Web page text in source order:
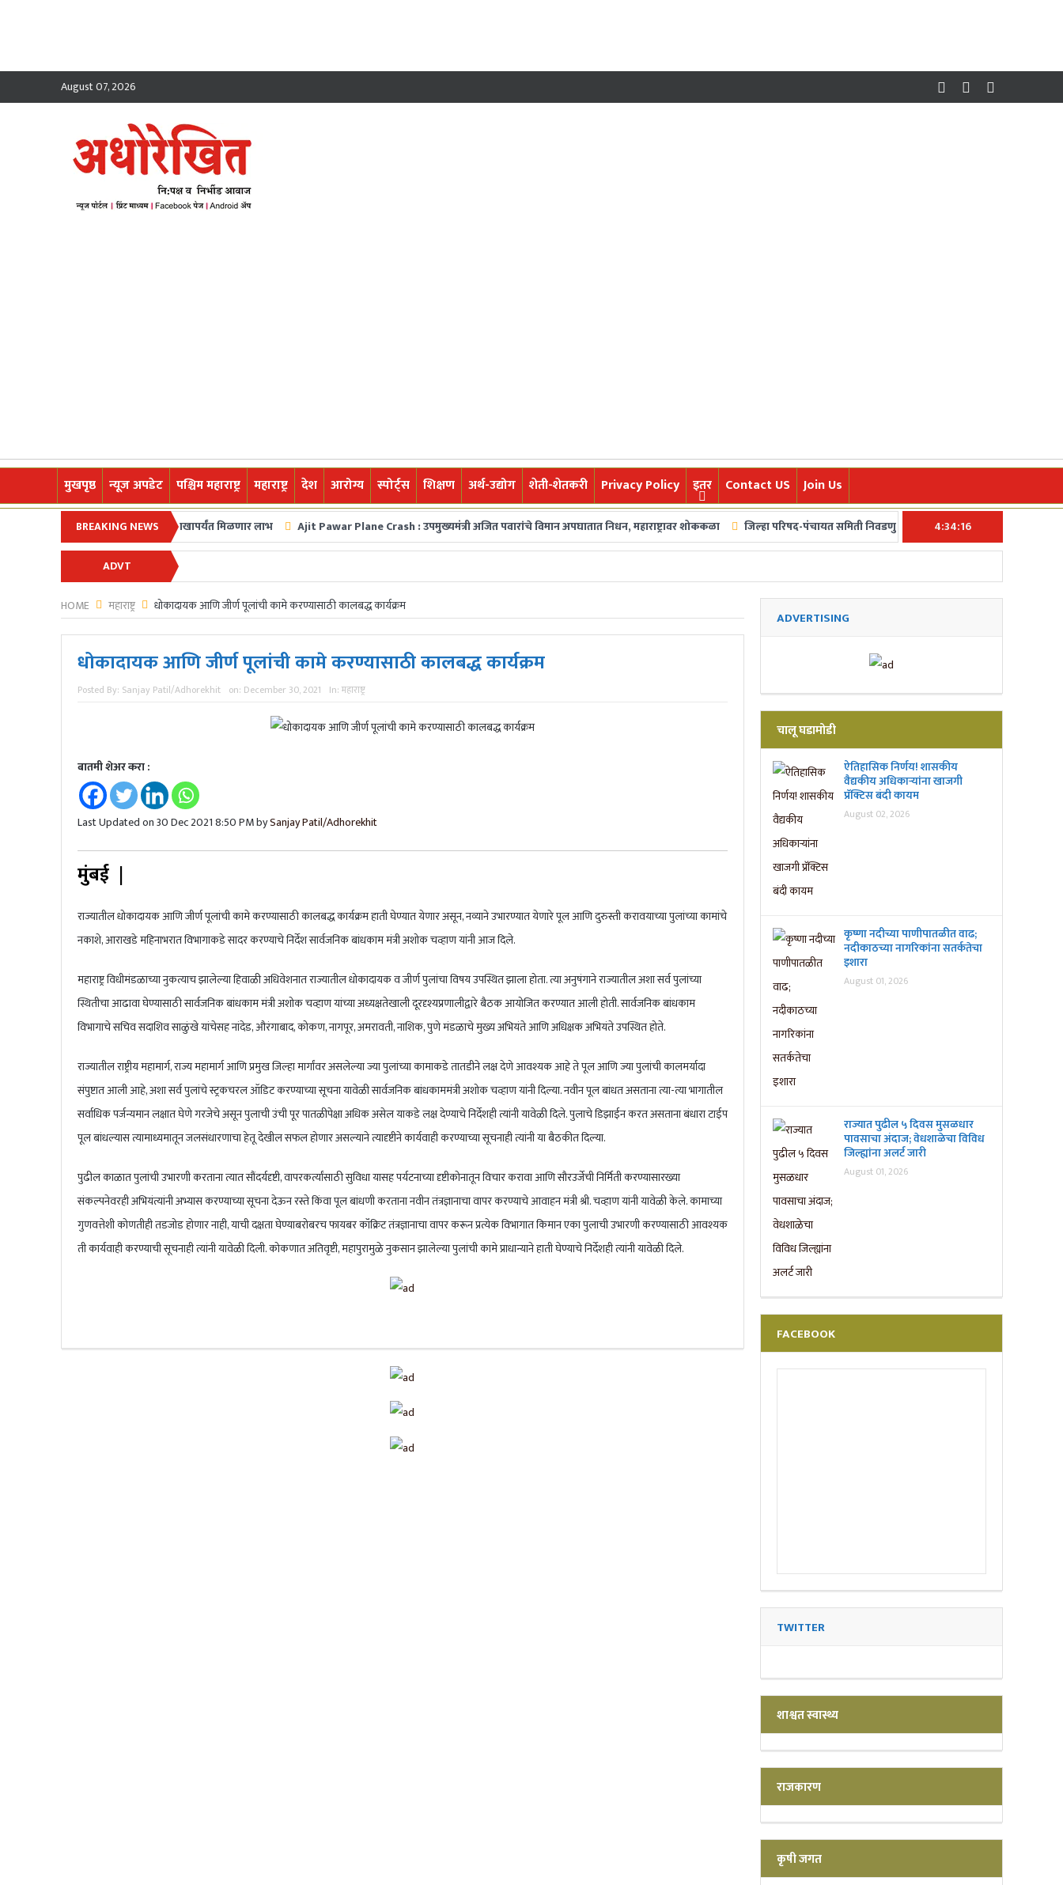
August 07, 2026
मुखपृष्ठ न्यूज अपडेट पश्चिम महाराष्ट्र महाराष्ट्र देश आरोग्य स्पोर्ट्स शिक्षण अर्थ-उद्योग शेती-शेतकरी Privacy Policy इतर Contact US Join Us
BREAKING NEWS
कर्जमाफीची घोषणा; २ लाखापर्यंत मिळणार लाभ Ajit Pawar Plane Crash : उपमुख्यमंत्री अजित पवारांचे विमान अपघातात निधन, महाराष्ट्रावर शोककळा
जिल्हा परिषद-पंचायत समिती निवडणुकांचं बिगूल अखेर वाजलं! ५ फेब्रुवारीला मतदान, ७
इंडियाने घेतला बदला अन् चॅम्पियन्स ट्रॉफी अंतिम फेरीत धडक
4:34:17
ADVT
आहे.अधोरेखित च्या माध्यमातून अगदी ग्रामीण स्तरापासून ते देशविदेशातील ताज्या घडामोडी,महत्त्वाच्या बातम्या, ब्रेकिंग न्यूज वाचकांपर्यंत नि:पक्ष व निर्भीडपणे पोहचवण्यासाठी आम्ही कटिबद्ध आहोत.त्याचबरोबर क्रीडा,अर्थ,मनोरंजन,तंत्र-
HOME महाराष्ट्र धोकादायक आणि जीर्ण पूलांची कामे करण्यासाठी कालबद्ध कार्यक्रम
धोकादायक आणि जीर्ण पूलांची कामे करण्यासाठी कालबद्ध कार्यक्रम
Posted By: Sanjay Patil/Adhorekhit on: December 30, 2021 In: महाराष्ट्र
बातमी शेअर करा :
Last Updated on 30 Dec 2021 8:50 PM bySanjay Patil/Adhorekhit
मुंबई |
राज्यातील धोकादायक आणि जीर्ण पूलांची कामे करण्यासाठी कालबद्ध कार्यक्रम हाती घेण्यात येणार असून, नव्याने उभारण्यात येणारे पूल आणि दुरुस्ती करावयाच्या पुलांच्या कामांचे
नकाशे, आराखडे महिनाभरात विभागाकडे सादर करण्याचे निर्देश सार्वजनिक बांधकाम मंत्री अशोक चव्हाण यांनी आज दिले.
महाराष्ट्र विधीमंडळाच्या नुकत्याच झालेल्या हिवाळी अधिवेशनात राज्यातील धोकादायक व जीर्ण पुलांचा विषय उपस्थित झाला होता. त्या अनुषंगाने राज्यातील अशा सर्व पुलांच्या
स्थितीचा आढावा घेण्यासाठी सार्वजनिक बांधकाम मंत्री अशोक चव्हाण यांच्या अध्यक्षतेखाली दूरदृश्यप्रणालीद्वारे बैठक आयोजित करण्यात आली होती. सार्वजनिक बांधकाम
विभागाचे सचिव सदाशिव साळुंखे यांचेसह नांदेड, औरंगाबाद, कोकण, नागपूर, अमरावती, नाशिक, पुणे मंडळाचे मुख्य अभियंते आणि अधिक्षक अभियंते उपस्थित होते.
राज्यातील राष्ट्रीय महामार्ग, राज्य महामार्ग आणि प्रमुख जिल्हा मार्गांवर असलेल्या ज्या पुलांच्या कामाकडे तातडीने लक्ष देणे आवश्यक आहे ते पूल आणि ज्या पुलांची कालमर्यादा
संपुष्टात आली आहे, अशा सर्व पुलांचे स्ट्रकचरल ऑडिट करण्याच्या सूचना यावेळी सार्वजनिक बांधकाममंत्री अशोक चव्हाण यांनी दिल्या. नवीन पूल बांधत असताना त्या-त्या भागातील
सर्वाधिक पर्जन्यमान लक्षात घेणे गरजेचे असून पुलाची उंची पूर पातळीपेक्षा अधिक असेल याकडे लक्ष देण्याचे निर्देशही त्यांनी यावेळी दिले. पुलाचे डिझाईन करत असताना बंधारा टाईप
पूल बांधल्यास त्यामाध्यमातून जलसंधारणाचा हेतू देखील सफल होणार असल्याने त्यादृष्टीने कार्यवाही करण्याच्या सूचनाही त्यांनी या बैठकीत दिल्या.
पुढील काळात पुलांची उभारणी करताना त्यात सौंदर्यदृष्टी, वापरकर्त्यांसाठी सुविधा यासह पर्यटनाच्या दृष्टीकोनातून विचार करावा आणि सौरउर्जेची निर्मिती करण्यासारख्या
संकल्पनेवरही अभियंत्यांनी अभ्यास करण्याच्या सूचना देऊन रस्ते किंवा पूल बांधणी करताना नवीन तंत्रज्ञानाचा वापर करण्याचे आवाहन मंत्री श्री. चव्हाण यांनी यावेळी केले. कामाच्या
गुणवत्तेशी कोणतीही तडजोड होणार नाही, याची दक्षता घेण्याबरोबरच फायबर कॉंक्रिट तंत्रज्ञानाचा वापर करून प्रत्येक विभागात किमान एका पुलाची उभारणी करण्यासाठी आवश्यक
ती कार्यवाही करण्याची सूचनाही त्यांनी यावेळी दिली. कोकणात अतिवृष्टी, महापुरामुळे नुकसान झालेल्या पुलांची कामे प्राधान्याने हाती घेण्याचे निर्देशही त्यांनी यावेळी दिले.
ADVERTISING
चालू घडामोडी
ऐतिहासिक निर्णय! शासकीय
वैद्यकीय अधिकाऱ्यांना खाजगी
प्रॅक्टिस बंदी कायम
August 02, 2026
कृष्णा नदीच्या पाणीपातळीत वाढ;
नदीकाठच्या नागरिकांना सतर्कतेचा
इशारा
August 01, 2026
राज्यात पुढील ५ दिवस मुसळधार
पावसाचा अंदाज; वेधशाळेचा विविध
जिल्ह्यांना अलर्ट जारी
August 01, 2026
FACEBOOK
TWITTER
शाश्वत स्वास्थ्य
राजकारण
कृषी जगत